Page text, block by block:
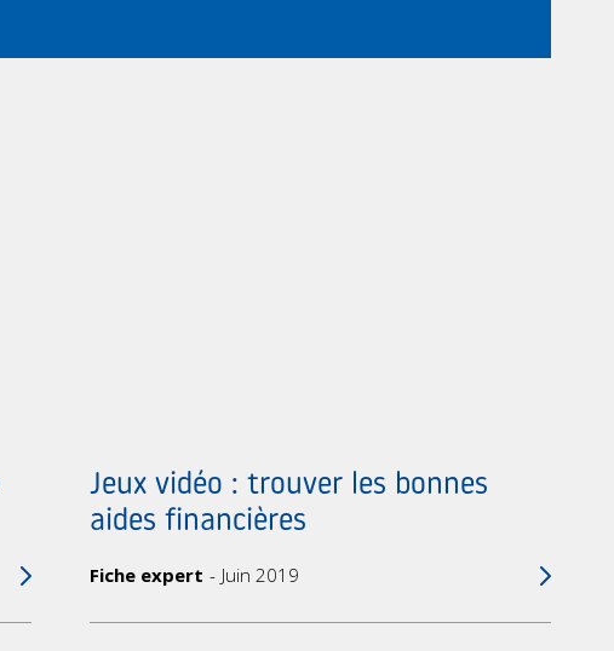
Jeux vidéo : trouver les bonnes
aides financières
Fiche expert Juin 2019